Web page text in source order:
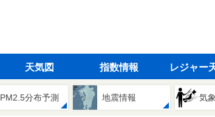
天気図 指数情報 レジャー
PM2.5分布予測 地震情報 気